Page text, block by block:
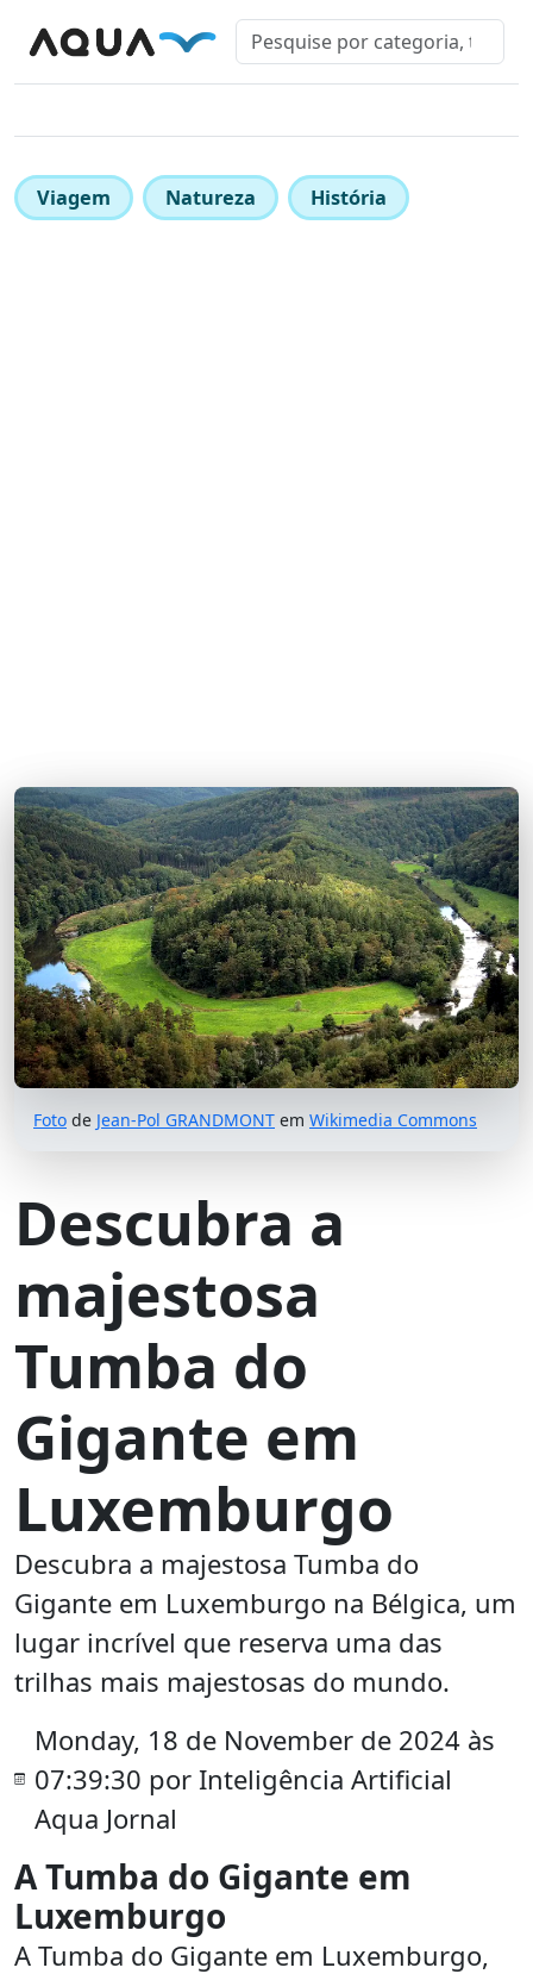
Viagem Natureza História
Foto de Jean-Pol GRANDMONT em Wikimedia Commons
Descubra a
majestosa
Tumba do
Gigante em
Luxemburgo
Descubra a majestosa Tumba do
Gigante em Luxemburgo na Bélgica, um
lugar incrível que reserva uma das
trilhas mais majestosas do mundo.
Monday, 18 de November de 2024 às
07:39:30 por Inteligência Artificial
Aqua Jornal
A Tumba do Gigante em
Luxemburgo
A Tumba do Gigante em Luxemburgo,